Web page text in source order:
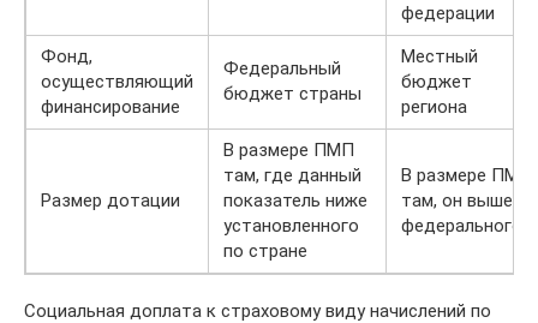
федерации
Фонд,
осуществляющий
финансирование
Федеральный
бюджет страны
Местный
бюджет
региона
Размер дотации
В размере ПМП
там, где данный
показатель ниже
установленного
по стране
В размере ПМП
там, он выше
федерального
Социальная доплата к страховому виду начислений по